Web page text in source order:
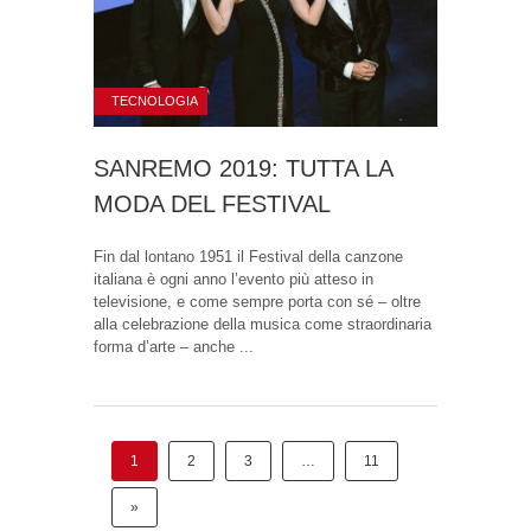
TECNOLOGIA
SANREMO 2019: TUTTA LA
MODA DEL FESTIVAL
Fin dal lontano 1951 il Festival della canzone
italiana è ogni anno l’evento più atteso in
televisione, e come sempre porta con sé – oltre
alla celebrazione della musica come straordinaria
forma d’arte – anche ...
1 2 3 … 11
»